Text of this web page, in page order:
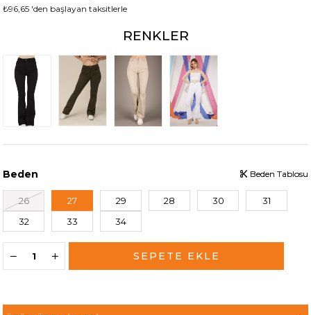
₺96,65 'den başlayan taksitlerle
RENKLER
Beden
26 27 29 28 30
31
32
33 34
Beden Tablosu
Beden Tablosu